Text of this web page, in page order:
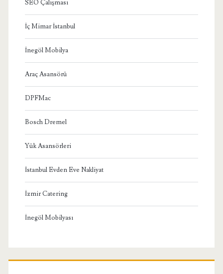
SEO Çalışması
İç Mimar İstanbul
İnegöl Mobilya
Araç Asansörü
DPFMac
Bosch Dremel
Yük Asansörleri
İstanbul Evden Eve Nakliyat
İzmir Catering
İnegöl Mobilyası